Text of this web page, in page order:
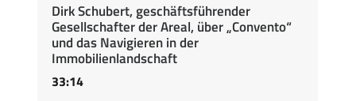
Dirk Schubert, geschäftsführender
Gesellschafter der Areal, über „Convento“
und das Navigieren in der
Immobilienlandschaft
33:14